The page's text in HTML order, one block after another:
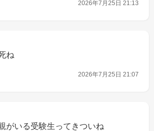
2026年7月25日 21:13
ね
2026年7月25日 21:07
がいる受験生ってきついね